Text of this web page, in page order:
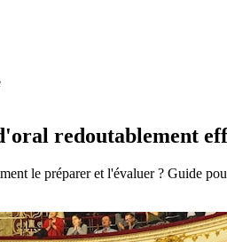
redoutablement
le préparer et l'évaluer ? Guide